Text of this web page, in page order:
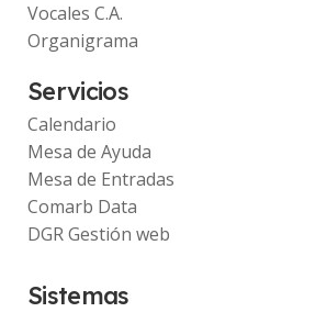
Vocales C.A.
Organigrama
Servicios
Calendario
Mesa de Ayuda
Mesa de Entradas
Comarb Data
DGR Gestión web
Sistemas